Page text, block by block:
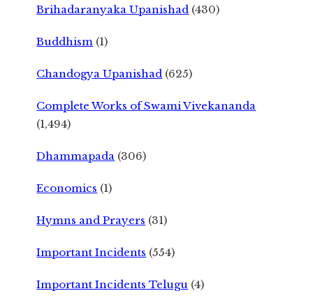
Brihadaranyaka Upanishad (430)
Buddhism (1)
Chandogya Upanishad (625)
Complete Works of Swami Vivekananda
(1,494)
Dhammapada (306)
Economics (1)
Hymns and Prayers (31)
Important Incidents (554)
Important Incidents Telugu (4)